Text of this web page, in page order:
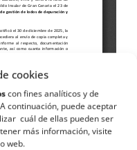
cookies
con fines analíticos y de
continuación, puede aceptar
cuál de ellas pueden ser
más información, visite
web.